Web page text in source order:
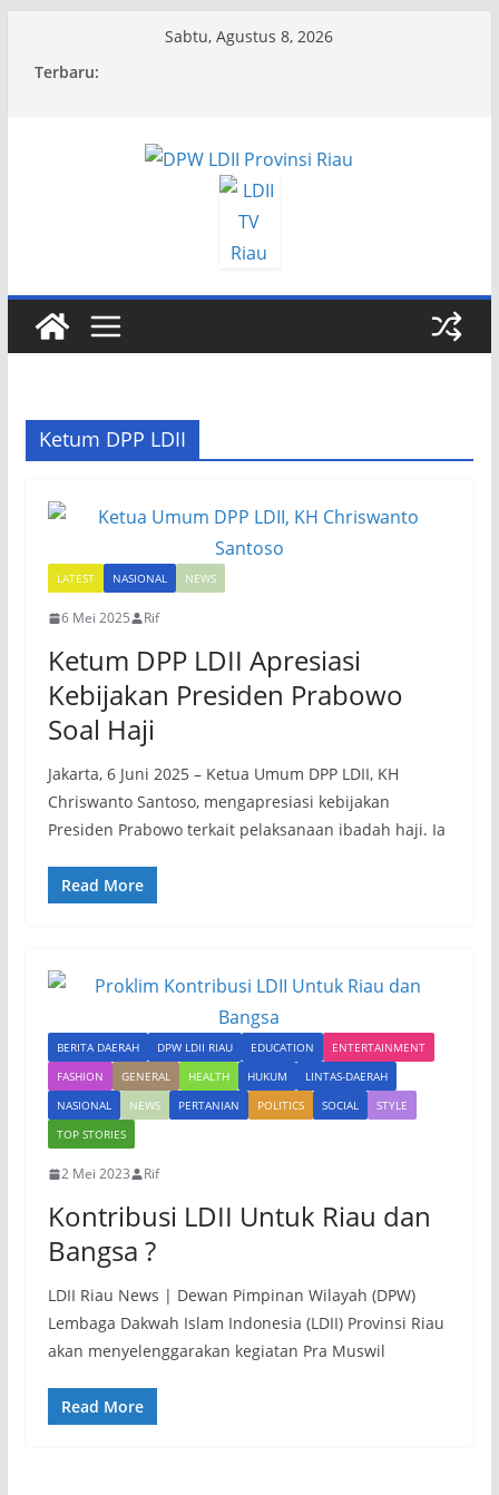
Sabtu, Agustus 8, 2026
Terbaru:
Ketum DPP LDII
LATEST NASIONAL NEWS
6 Mei 2025 Rif
Ketum DPP LDII Apresiasi
Kebijakan Presiden Prabowo
Soal Haji
Jakarta, 6 Juni 2025 – Ketua Umum DPP LDII, KH
Chriswanto Santoso, mengapresiasi kebijakan
Presiden Prabowo terkait pelaksanaan ibadah haji. Ia
Read More
BERITA DAERAH DPW LDII RIAU EDUCATION
ENTERTAINMENT
FASHION
GENERAL HEALTH HUKUM
LINTAS-DAERAH
NASIONAL
NEWS PERTANIAN POLITICS SOCIAL
STYLE
TOP STORIES
2 Mei 2023 Rif
Kontribusi LDII Untuk Riau dan
Bangsa ?
LDII Riau News | Dewan Pimpinan Wilayah (DPW)
Lembaga Dakwah Islam Indonesia (LDII) Provinsi Riau
akan menyelenggarakan kegiatan Pra Muswil
Read More